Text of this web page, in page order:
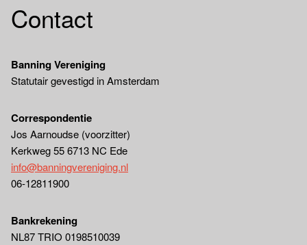
Contact
Banning Vereniging
Statutair gevestigd in Amsterdam
Correspondentie
Jos Aarnoudse (voorzitter)
Kerkweg 55 6713 NC Ede
info@banningvereniging.nl
06-12811900
Bankrekening
NL87 TRIO 0198510039